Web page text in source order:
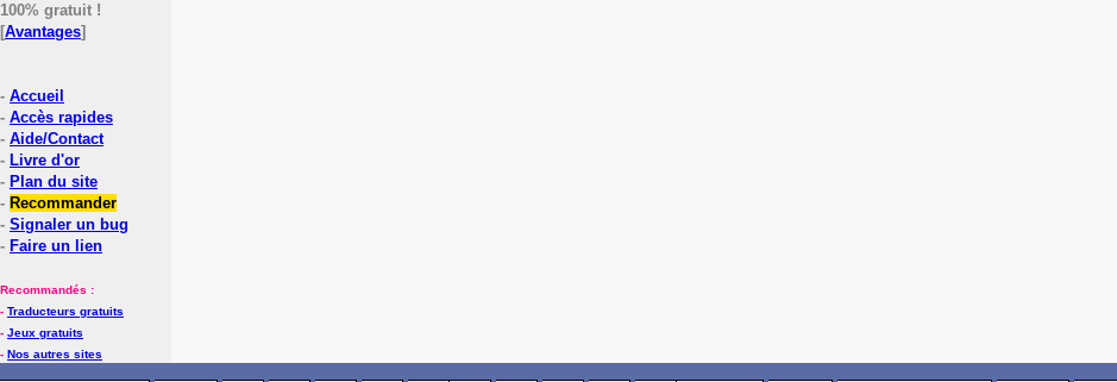
100% gratuit !
[Avantages]
- Accueil
- Accès rapides
- Aide/Contact
- Livre d'or
- Plan du site
- Recommander
- Signaler un bug
- Faire un lien
Recommandés :
- Traducteurs gratuits
- Jeux gratuits
- Nos autres sites